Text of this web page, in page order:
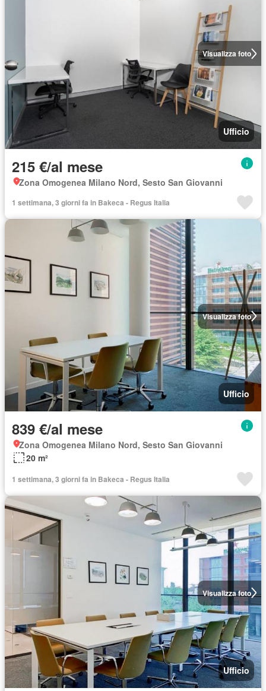
Visualizza foto
Ufficio
215 €/al mese
Zona Omogenea Milano Nord, Sesto San Giovanni
1 settimana, 3 giorni fa in Bakeca - Regus Italia
Visualizza foto
Ufficio
839 €/al mese
Zona Omogenea Milano Nord, Sesto San Giovanni
20 m²
1 settimana, 3 giorni fa in Bakeca - Regus Italia
Visualizza foto
Ufficio